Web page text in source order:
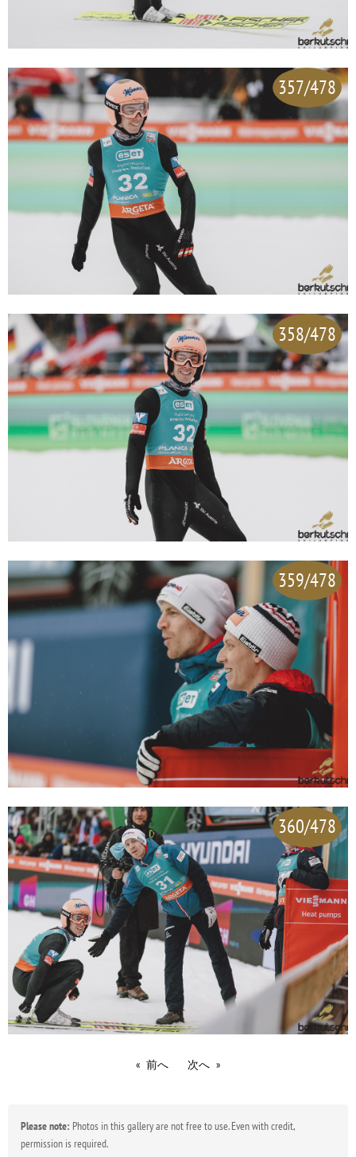
357/478
358/478
359/478
360/478
前へ 次へ
Please note: Photos in this gallery are not free to use. Even with credit,
permission is required.